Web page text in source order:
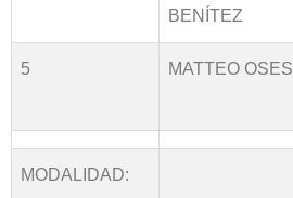
BENÍTEZ
5 MATTEO OSES
MODALIDAD: